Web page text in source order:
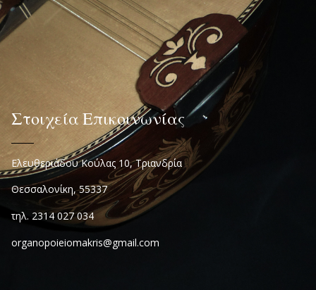
Στοιχεία Επικοινωνίας
Ελευθεριάδου Κούλας 10, Τριανδρία
Θεσσαλονίκη, 55337
τηλ. 2314 027 034
organopoieiomakris@gmail.com